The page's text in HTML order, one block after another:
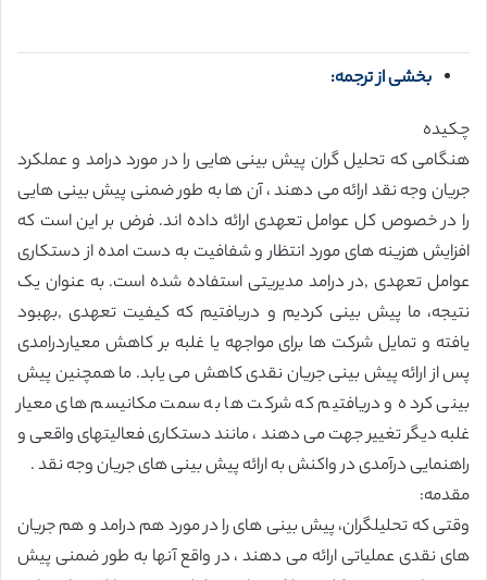
بخشی از ترجمه:
چکیده
هنگامی که تحلیل گران پیش بینی هایی را در مورد درامد و عملکرد
جریان وجه نقد ارائه می دهند ، آن ها به طور ضمنی پیش بینی هایی
را در خصوص کل عوامل تعهدی ارائه داده اند. فرض بر این است که
افزایش هزینه های مورد انتظار و شفافیت به دست امده از دستکاری
عوامل تعهدی ,در درامد مدیریتی استفاده شده است. به عنوان یک
نتیجه، ما پیش بینی کردیم و دریافتیم که کیفیت تعهدی ,بهبود
یافته و تمایل شرکت ها برای مواجهه یا غلبه بر کاهش معیاردرامدی
پس از ارائه پیش بینی جریان نقدی کاهش می یابد. ما همچنین پیش
بینی کرده و دریافتیم که شرکت ها به سمت مکانیسم های معیار
غلبه دیگر تغییر جهت می دهند ، مانند دستکاری فعالیتهای واقعی و
راهنمایی درآمدی در واکنش به ارائه پیش بینی های جریان وجه نقد .
مقدمه:
وقتی که تحلیلگران، پیش بینی های را در مورد هم درامد و هم جریان
های نقدی عملیاتی ارائه می دهند ، در واقع آنها به طور ضمنی پیش